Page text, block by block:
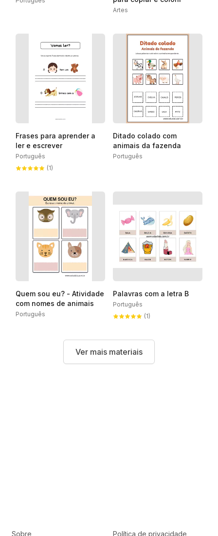
Artes
Frases para aprender a
ler e escrever
Português
(1)
Ditado colado com
animais da fazenda
Português
Quem sou eu? - Atividade
com nomes de animais
Português
Palavras com a letra B
Português
(1)
Ver mais materiais
Sobre Política de privacidade